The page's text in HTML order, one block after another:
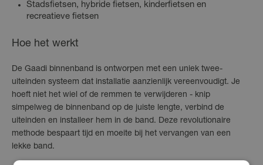
Stadsfietsen, hybride fietsen, kinderfietsen en
recreatieve fietsen
Hoe het werkt
De Gaadi binnenband is ontworpen met een uniek twee-
uiteinden systeem dat installatie aanzienlijk vereenvoudigt. Je
hoeft niet het wiel of de remmen te verwijderen - knip
simpelweg de binnenband op de juiste lengte, verbind de
uiteinden en installeer hem in de band. Deze revolutionaire
methode bespaart tijd en moeite bij het vervangen van een
lekke band.